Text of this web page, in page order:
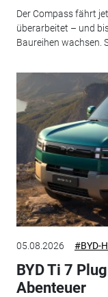
Der Compass fährt
überarbeitet – und
Baureihen wachsen.
05.08.2026 #BYD-
BYD Ti 7
Abenteuer